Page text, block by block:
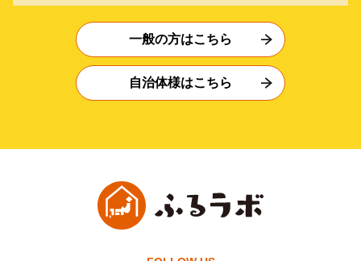
一般の方はこちら
自治体様はこちら